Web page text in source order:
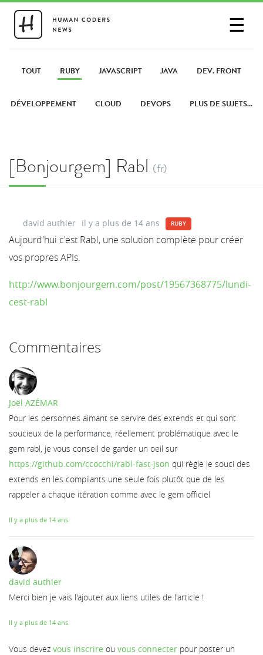
☰
PARTAGER UN LIEN
TOUT RUBY JAVASCRIPT JAVA DEV. FRONT
DÉVELOPPEMENT CLOUD DEVOPS PLUS DE SUJETS...
[Bonjourgem] Rabl (fr)
david authier il y a plus de 14 ans RUBY
Aujourd'hui c'est Rabl, une solution complète pour créer
vos propres APIs.
http://www.bonjourgem.com/post/19567368775/lundi-
cest-rabl
Commentaires
Joël AZÉMAR
Pour les personnes aimant se servire des extends et qui sont
soucieux de la performance, réellement problématique avec le
gem rabl, je vous conseil de garder un oeil sur
https://github.com/ccocchi/rabl-fast-json qui règle le souci des
extends en les compilants une seule fois plutôt que de les
rappeler a chaque itération comme avec le gem officiel
Il y a plus de 14 ans
david authier
Merci bien je vais l'ajouter aux liens utiles de l'article !
Il y a plus de 14 ans
Vous devez vous inscrire ou vous connecter pour poster un